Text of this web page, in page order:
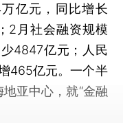
亿元，同比增长
2月社会融资规模
4847亿元；人民
465亿元。一个半
亚中心，就“金融